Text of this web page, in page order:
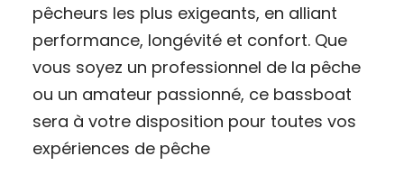
pêcheurs les plus exigeants, en alliant
performance, longévité et confort. Que
vous soyez un professionnel de la pêche
ou un amateur passionné, ce bassboat
sera à votre disposition pour toutes vos
expériences de pêche